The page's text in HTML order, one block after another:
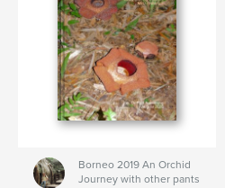
Borneo 2019 An Orchid
Journey with other pants